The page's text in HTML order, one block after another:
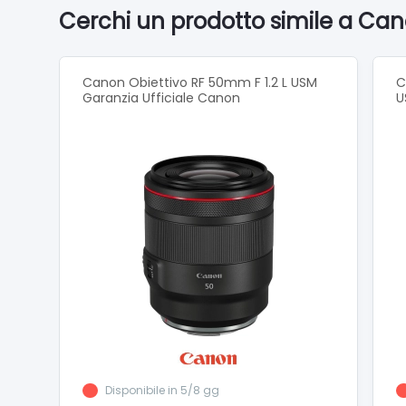
contro
in
Kit
EOS
Cerchi un prodotto simile a
Canon Obiettivo RF 50mm F 1.2 L USM
Garanzia Ufficiale Canon
Disponibile in 5/8 gg